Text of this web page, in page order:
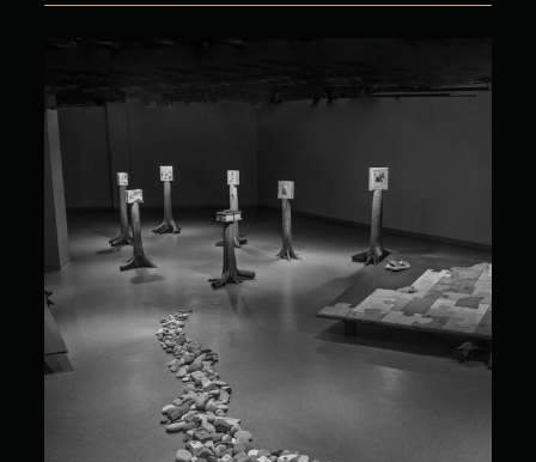
Marie-Hélène Allain